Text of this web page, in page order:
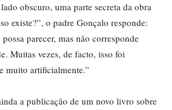
obscuro, uma parte secreta da obra
existe?”, o padre Gonçalo responde:
parecer, mas não corresponde
Muitas vezes, de facto, isso foi
muito artificialmente.”
a publicação de um novo livro sobre